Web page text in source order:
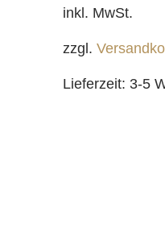
inkl. MwSt.
zzgl.
Lieferzeit: 3-5